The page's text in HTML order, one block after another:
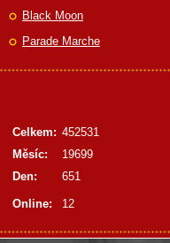
Black Moon
Parade Marche
Online: 12
Celkem: 452531
Měsíc:
19699
Den:
651